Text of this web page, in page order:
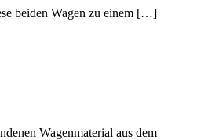
beiden Wagen zu einem […]
Wagenmaterial aus dem